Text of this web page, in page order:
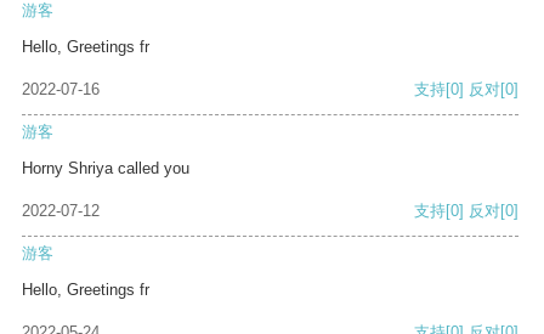
游客
Hello, Greetings fr
2022-07-16 支持[0] 反对[0]
游客
Horny Shriya called you
2022-07-12 支持[0] 反对[0]
游客
Hello, Greetings fr